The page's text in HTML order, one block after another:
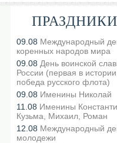
ПРАЗДНИКИ
09.08 Международный
коренных народов мира
09.08 День воинской
России (первая в истории
победа русского флота)
09.08 Именины Николай
11.08 Именины
Кузьма, Михаил, Роман
12.08 Международный
молодежи